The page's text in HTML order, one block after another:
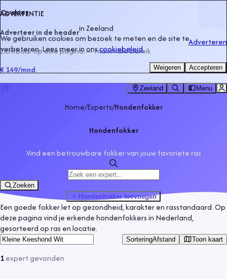
ADVERTENTIE
Adverteer in de headerinZeeland
Zichtbaar op elke pagina — maximale bereik
€ 149/mnd
Adverteren
Zeeland Menu
Home/Experts/Hondenfokker
Hondenfokker
Vind een betrouwbare fokker van jouw favoriete ras
Zoeken
Hondenfokkertoevoegen
Een goede fokker let op gezondheid, karakter en rasstandaard. Op
deze pagina vind je erkende hondenfokkers in Nederland,
gesorteerd op ras en locatie.
SorteringAfstand Toon kaart
1expert gevonden
Cookies
We gebruiken cookies om bezoek te meten en de site te
verbeteren. Lees meer in onscookiebeleid.
Weigeren Accepteren